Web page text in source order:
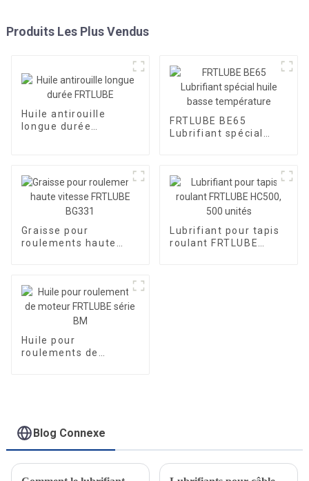
Produits Les Plus Vendus
Huile antirouille
longue durée
FRTLUBE BE65
Lubrifiant spécial
Graisse pour
roulements haute
Lubrifiant pour tapis
roulant FRTLUBE
Huile pour
roulements de
Blog Connexe